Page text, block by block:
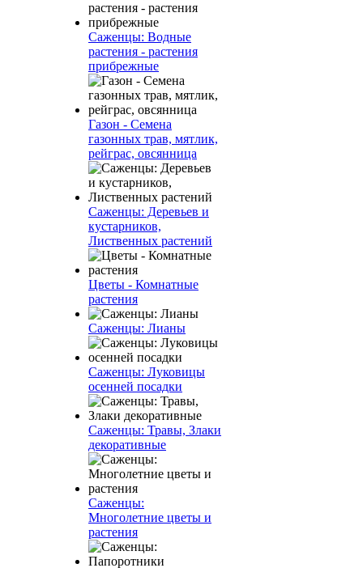
Саженцы: Водные
растения - растения
прибрежные
Газон - Семена
газонных трав, мятлик,
рейграс, овсянница
Саженцы: Деревьев и
кустарников,
Лиственных растений
Цветы - Комнатные
растения
Саженцы: Лианы
Саженцы: Луковицы
осенней посадки
Саженцы: Травы, Злаки
декоративные
Саженцы:
Многолетние цветы и
растения